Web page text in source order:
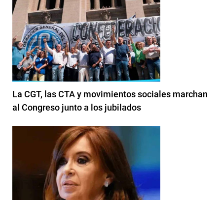
La CGT, las CTA y movimientos sociales marchan
al Congreso junto a los jubilados